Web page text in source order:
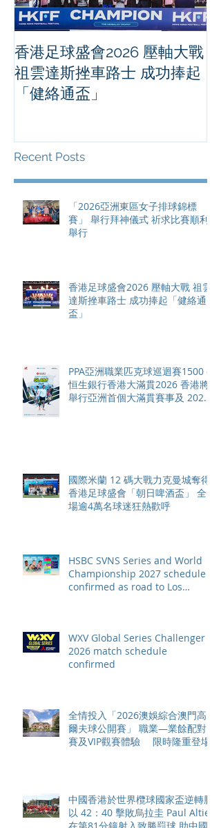
香港足球盛會2026 壓軸大戰
祖雲達斯挫車路士 成功捧起
「健絡通盃」
Recent Posts
「2026亞洲東區女子排球錦標
賽」 舉行拜神儀式 祈求比賽順利
舉行
香港足球盛會2026 壓軸大戰 祖雲
達斯挫車路士 成功捧起「健絡通
盃」
PPA亞洲職業匹克球巡迴賽1500 -
恒生銀行香港大滿貫2026 香港將
舉行亞洲首個大滿貫賽事及 2026
國際米蘭 12 碼大戰力克曼城奪得
香港足球盛會「朝日啤酒盃」 全
場逾4萬名球迷狂熱歡呼
HSBC SVNS Series and World
Championship 2027 schedule
confirmed as road to Los
WXV Global Series Challenger
2026 match schedule
confirmed
全情投入「2026澳娛綜合澳門高
爾夫球公開賽」 職業—業餘配對
賽及VIP觀賽體驗 限時隆重登場
中國香港於世界欖球國家盃逆轉勝
以 42：40 擊敗烏拉圭 Paul Altier